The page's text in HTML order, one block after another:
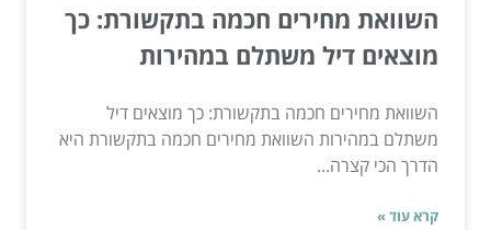
השוואת מחירים חכמה בתקשורת: כך
מוצאים דיל משתלם במהירות
השוואת מחירים חכמה בתקשורת: כך מוצאים דיל
משתלם במהירות השוואת מחירים חכמה בתקשורת היא
הדרך הכי קצרה...
קרא עוד »